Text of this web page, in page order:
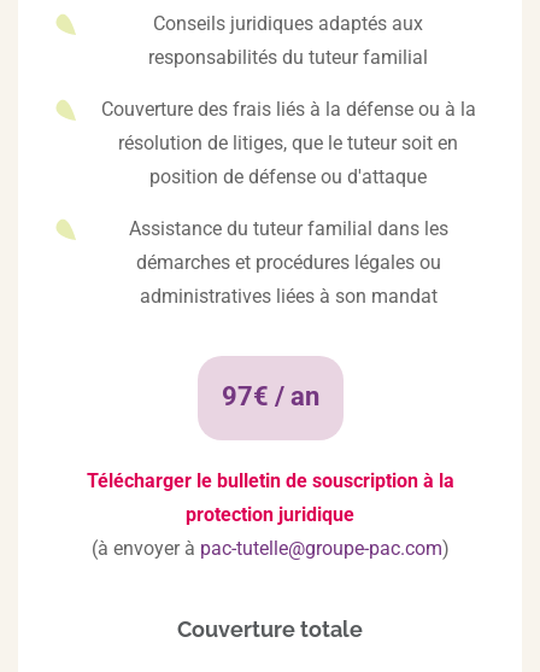
Conseils juridiques adaptés aux
responsabilités du tuteur familial
Couverture des frais liés à la défense ou à la
résolution de litiges, que le tuteur soit en
position de défense ou d'attaque
Assistance du tuteur familial dans les
démarches et procédures légales ou
administratives liées à son mandat
97€ / an
Télécharger le bulletin de souscription à la
protection juridique
(à envoyer à pac-tutelle@groupe-pac.com)
Couverture totale